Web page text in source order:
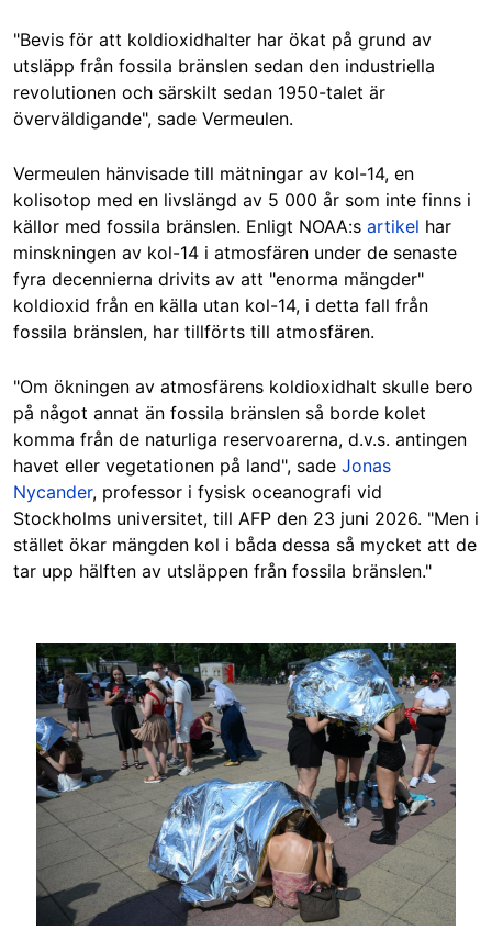
"Bevis för att koldioxidhalter har ökat på grund av
utsläpp från fossila bränslen sedan den industriella
revolutionen och särskilt sedan 1950-talet är
överväldigande", sade Vermeulen.
Vermeulen hänvisade till mätningar av kol-14, en
kolisotop med en livslängd av 5 000 år som inte finns i
källor med fossila bränslen. Enligt NOAA:s artikel har
minskningen av kol-14 i atmosfären under de senaste
fyra decennierna drivits av att "enorma mängder"
koldioxid från en källa utan kol-14, i detta fall från
fossila bränslen, har tillförts till atmosfären.
"Om ökningen av atmosfärens koldioxidhalt skulle bero
på något annat än fossila bränslen så borde kolet
komma från de naturliga reservoarerna, d.v.s. antingen
havet eller vegetationen på land", sade Jonas
Nycander, professor i fysisk oceanografi vid
Stockholms universitet, till AFP den 23 juni 2026. "Men i
stället ökar mängden kol i båda dessa så mycket att de
tar upp hälften av utsläppen från fossila bränslen."
Image